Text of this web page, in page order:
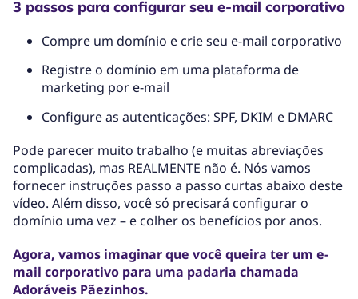
3 passos para configurar seu e-mail corporativo
Compre um domínio e crie seu e-mail corporativo
Registre o domínio em uma plataforma de
marketing por e-mail
Configure as autenticações: SPF, DKIM e DMARC
Pode parecer muito trabalho (e muitas abreviações
complicadas), mas REALMENTE não é. Nós vamos
fornecer instruções passo a passo curtas abaixo deste
vídeo. Além disso, você só precisará configurar o
domínio uma vez – e colher os benefícios por anos.
Agora, vamos imaginar que você queira ter um e-
mail corporativo para uma padaria chamada
Adoráveis Pãezinhos.